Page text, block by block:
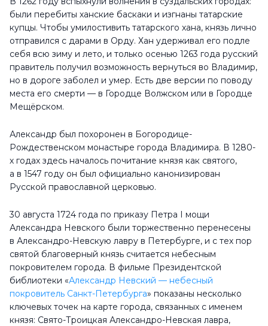
были перебиты ханские баскаки и изгнаны татарские
купцы. Чтобы умилостивить татарского хана, князь лично
отправился с дарами в Орду. Хан удерживал его подле
себя всю зиму и лето, и только осенью 1263 года русский
правитель получил возможность вернуться во Владимир,
но в дороге заболел и умер. Есть две версии по поводу
места его смерти — в Городце Волжском или в Городце
Мещёрском.
Александр был похоронен в Богородице-
Рождественском монастыре города Владимира. В 1280-
х годах здесь началось почитание князя как святого,
а в 1547 году он был официально канонизирован
Русской православной церковью.
30 августа 1724 года по приказу Петра I мощи
Александра Невского были торжественно перенесены
в Александро-Невскую лавру в Петербурге, и с тех пор
святой благоверный князь считается небесным
покровителем города. В фильме Президентской
библиотеки «Александр Невский — небесный
покровитель Санкт-Петербурга» показаны несколько
ключевых точек на карте города, связанных с именем
князя: Свято-Троицкая Александро-Невская лавра,